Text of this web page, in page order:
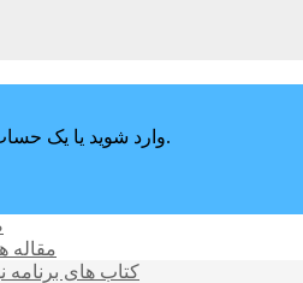
وارد شوید یا یک حساب کاربری جدید ایجاد کنید.
مقاله
کتاب های برنامه